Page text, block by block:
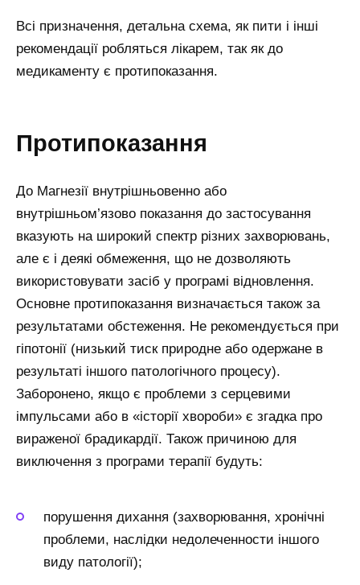
Всі призначення, детальна схема, як пити і інші
рекомендації робляться лікарем, так як до
медикаменту є протипоказання.
Протипоказання
До Магнезії внутрішньовенно або
внутрішньом’язово показання до застосування
вказують на широкий спектр різних захворювань,
але є і деякі обмеження, що не дозволяють
використовувати засіб у програмі відновлення.
Основне протипоказання визначається також за
результатами обстеження. Не рекомендується при
гіпотонії (низький тиск природне або одержане в
результаті іншого патологічного процесу).
Заборонено, якщо є проблеми з серцевими
імпульсами або в «історії хвороби» є згадка про
вираженої брадикардії. Також причиною для
виключення з програми терапії будуть:
порушення дихання (захворювання, хронічні
проблеми, наслідки недолеченности іншого
виду патології);